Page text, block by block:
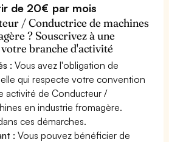
de 20€ par mois
/ Conductrice de machines
? Souscrivez à une
branche d'activité
: Vous avez l'obligation de
qui respecte votre convention
activité de Conducteur /
en industrie fromagère.
ces démarches.
: Vous pouvez bénéficier de